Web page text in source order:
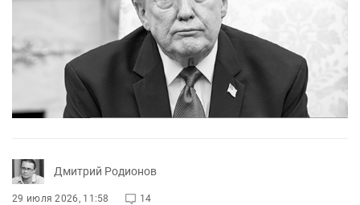
Дмитрий Родионов
29 июля 2026, 11:58 14